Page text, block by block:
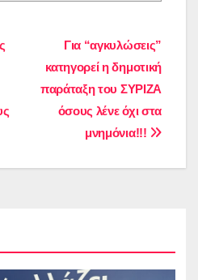
Για “αγκυλώσεις”
κατηγορεί η δημοτική
παράταξη του ΣΥΡΙΖΑ
όσους λένε όχι στα
μνημόνια!!!